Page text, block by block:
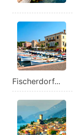
Fischerdorf...